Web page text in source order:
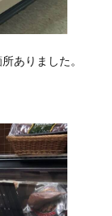
ありました。